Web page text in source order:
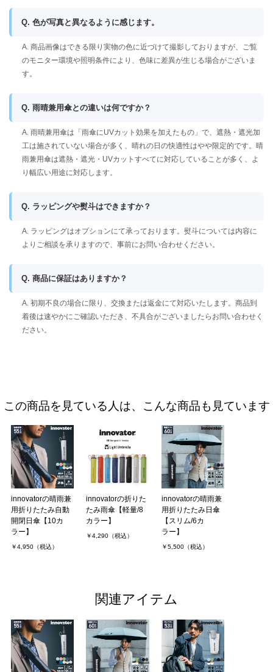
Q. 色が写真と異なるように感じます。
A. 商品画像はできる限り実物の色に近づけて撮影しておりますが、ご覧
のモニター環境や照明条件により、色味に差異が生じる場合がございま
す。
Q. 雨晴兼用傘との違いは何ですか？
A. 雨晴兼用傘は「雨傘にUVカット効果を加えたもの」で、遮熱・遮光加
工は施されていない場合が多く、晴れの日の快適性はやや限定的です。晴
雨兼用傘は遮熱・遮光・UVカットすべてに対応していることが多く、よ
り幅広い用途に対応します。
Q. ラッピングや熨斗はできますか？
A. ラッピングはオプションにて承っております。熨斗については内容に
よりご相談を承りますので、事前にお問い合わせください。
Q. 商品に保証はありますか？
A. 初期不良の場合に限り、交換または返金にて対応いたします。商品到
着後は速やかにご確認いただき、不具合がございましたらお問い合わせく
ださい。
この商品を見ている人は、こんな商品も見ています
innovatorの晴雨兼
用折りたたみ自動
開閉日傘【10カ
ラー】
￥4,950（税込）
innovatorの折りた
たみ雨傘【軽量/8
カラー】
￥4,290（税込）
innovatorの晴雨兼
用折りたたみ日傘
【スリム/6カ
ラー】
￥5,500（税込）
関連アイテム